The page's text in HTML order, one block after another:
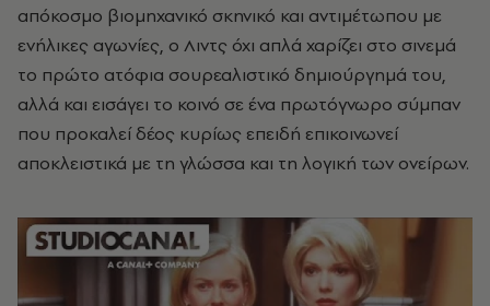
απόκοσμο βιομηχανικό σκηνικό και αντιμέτωπου με
ενήλικες αγωνίες, ο Λιντς όχι απλά χαρίζει στο σινεμά
το πρώτο ατόφια σουρεαλιστικό δημιούργημά του,
αλλά και εισάγει το κοινό σε ένα πρωτόγνωρο σύμπαν
που προκαλεί δέος κυρίως επειδή επικοινωνεί
αποκλειστικά με τη γλώσσα και τη λογική των ονείρων.